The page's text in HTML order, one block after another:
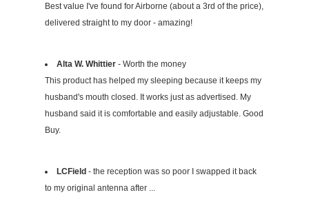
Best value I've found for Airborne (about a 3rd of the price),
delivered straight to my door - amazing!
Alta W. Whittier - Worth the money
This product has helped my sleeping because it keeps my
husband's mouth closed. It works just as advertised. My
husband said it is comfortable and easily adjustable. Good
Buy.
LCField - the reception was so poor I swapped it back
to my original antenna after ...